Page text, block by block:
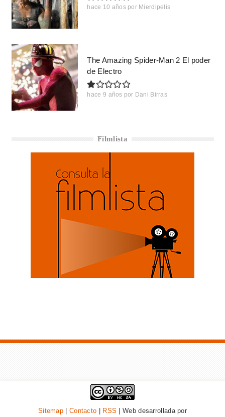
hace 10 años por Mierdipelis
The Amazing Spider-Man 2 El poder
de Electro
hace 9 años por Dani Birras
Filmlista
Sitemap Contacto RSS | Web desarrollada por